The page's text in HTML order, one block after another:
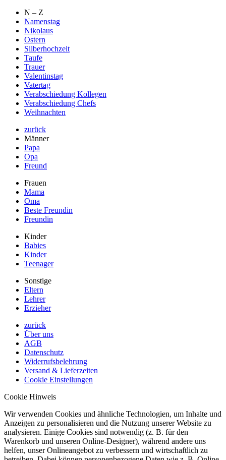
N – Z
Namenstag
Nikolaus
Ostern
Silberhochzeit
Taufe
Trauer
Valentinstag
Vatertag
Verabschiedung Kollegen
Verabschiedung Chefs
Weihnachten
zurück
Männer
Papa
Opa
Freund
Frauen
Mama
Oma
Beste Freundin
Freundin
Kinder
Babies
Kinder
Teenager
Sonstige
Eltern
Lehrer
Erzieher
zurück
Über uns
AGB
Datenschutz
Widerrufsbelehrung
Versand & Lieferzeiten
Cookie Einstellungen
Cookie Hinweis
Wir verwenden Cookies und ähnliche Technologien, um Inhalte und
Anzeigen zu personalisieren und die Nutzung unserer Website zu
analysieren. Einige Cookies sind notwendig (z. B. für den
Warenkorb und unseren Online-Designer), während andere uns
helfen, unser Onlineangebot zu verbessern und wirtschaftlich zu